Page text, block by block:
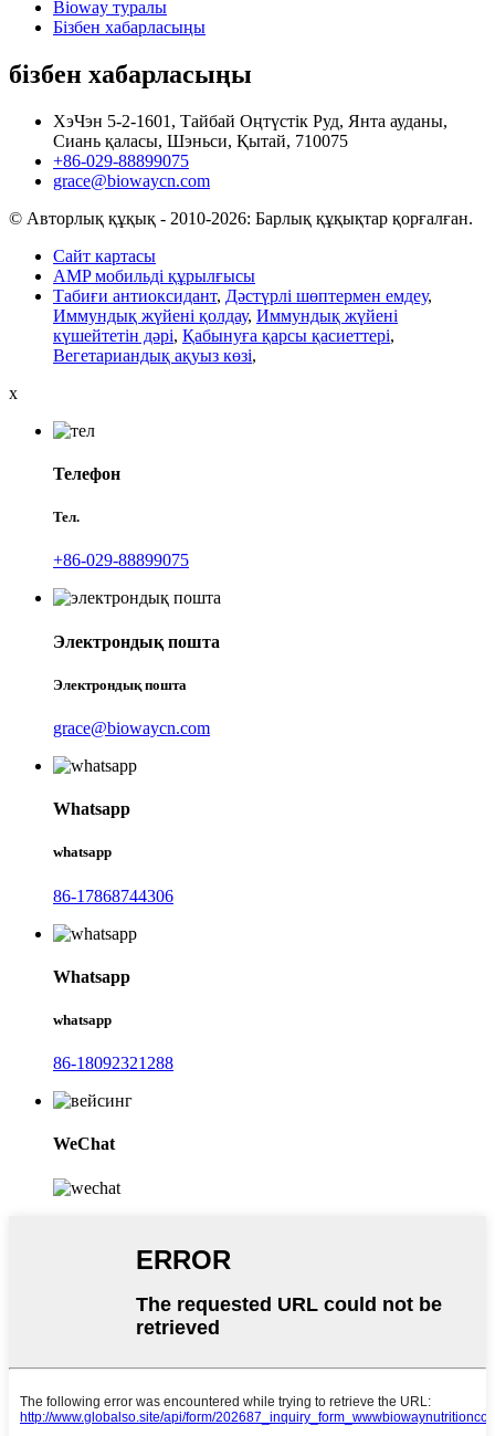
Bioway туралы
Бізбен хабарласыңы
бізбен хабарласыңы
ХэЧэн 5-2-1601, Тайбай Оңтүстік Руд, Янта ауданы,
Сиань қаласы, Шэньси, Қытай, 710075
+86-029-88899075
grace@biowaycn.com
© Авторлық құқық - 2010-2026: Барлық құқықтар қорғалған.
Сайт картасы
AMP мобильді құрылғысы
Табиғи антиоксидант, Дәстүрлі шөптермен емдеу,
Иммундық жүйені қолдау, Иммундық жүйені
күшейтетін дәрі, Қабынуға қарсы қасиеттері,
Вегетариандық ақуыз көзі,
x
Телефон
Тел.
+86-029-88899075
Электрондық пошта
Электрондық пошта
grace@biowaycn.com
Whatsapp
whatsapp
86-17868744306
Whatsapp
whatsapp
86-18092321288
WeChat